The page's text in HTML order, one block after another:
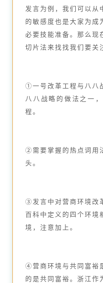
发言为例，我们可以从
的敏感度也是大家为成
必要技能准备。那么现
切片法来找找我们要关
①一号改革工程与八八
八八战略的做法之一
程。
②需要掌握的热点词用
头。
③发言中对营商环境改
百科中定义的四个环境
境，注意加上。
④营商环境与共同富裕
的是共同富裕。浙江作